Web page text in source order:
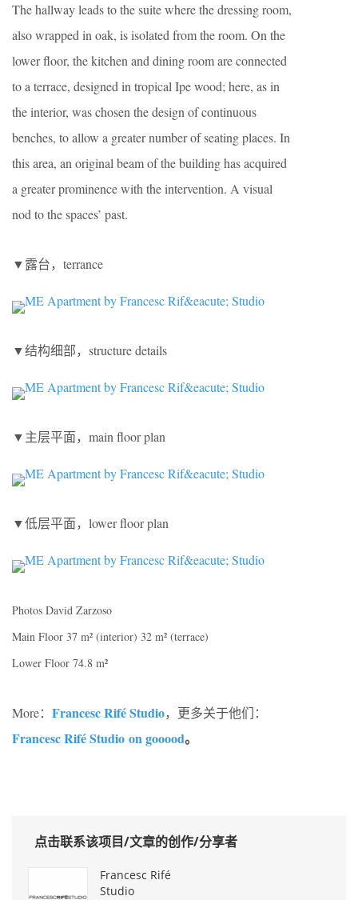
The hallway leads to the suite where the dressing room,
also wrapped in oak, is isolated from the room. On the
lower floor, the kitchen and dining room are connected
to a terrace, designed in tropical Ipe wood; here, as in
the interior, was chosen the design of continuous
benches, to allow a greater number of seating places. In
this area, an original beam of the building has acquired
a greater prominence with the intervention. A visual
nod to the spaces’ past.
▼露台，terrance
▼结构细部，structure details
▼主层平面，main floor plan
▼低层平面，lower floor plan
Photos David Zarzoso
Main Floor 37 m² (interior) 32 m² (terrace)
Lower Floor 74.8 m²
More： Francesc Rifé Studio，更多关于他们：
Francesc Rifé Studio on gooood。
点击联系该项目/文章的创作/分享者
Francesc Rifé
Studio